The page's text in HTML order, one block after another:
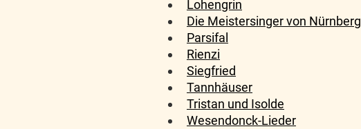
Lohengrin
Die Meistersinger von Nürnberg
Parsifal
Rienzi
Siegfried
Tannhäuser
Tristan und Isolde
Wesendonck-Lieder